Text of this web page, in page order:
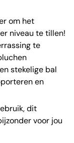
om het
niveau te tillen!
te
stekelige bal
en
dit
voor jou